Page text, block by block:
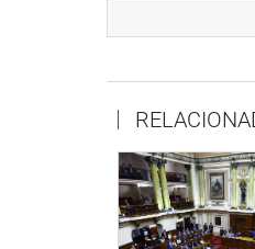
acciones ha
necesidades que
Por su parte, el
sector privado se
Afirmó que es
se busquen los